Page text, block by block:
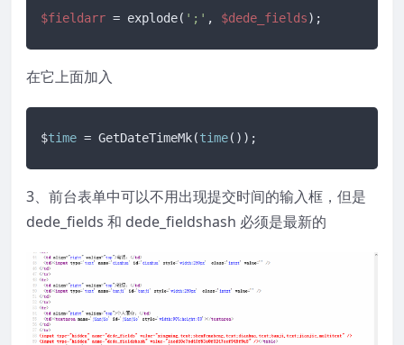
$fieldarr = explode( ';' , $dede_fields);
在它上面加入
$time = GetDateTimeMk(time());
3、前台表单中可以不用出现提交时间的输入框，但是
dede_fields 和 dede_fieldshash 必须是最新的